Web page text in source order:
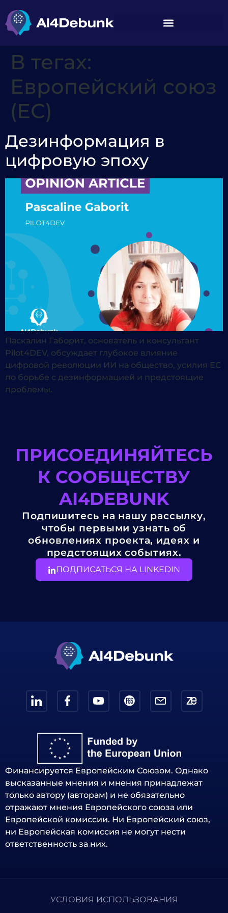
В тегах:
Европейский союз
(ЕС)
Дезинформация в
цифровую эпоху
Паскалин Габорит, основатель и консультант
Pilot4DEV, обсуждает глубокое влияние
цифровой революции ИИ на общество, усилия ЕС
по борьбе с дезинформацией и предстоящие
проблемы.
ПРИСОЕДИНЯЙТЕСЬ
К СООБЩЕСТВУ
AI4DEBUNK
Подпишитесь на нашу рассылку,
чтобы первыми узнать об
обновлениях проекта, идеях и
предстоящих событиях.
ПОДПИСАТЬСЯ НА LINKEDIN
Финансируется Европейским Союзом. Однако
высказанные мнения и мнения принадлежат
только автору (авторам) и не обязательно
отражают мнения Европейского союза или
Европейской комиссии. Ни Европейский союз,
ни Европейская комиссия не могут нести
ответственность за них.
УСЛОВИЯ ИСПОЛЬЗОВАНИЯ